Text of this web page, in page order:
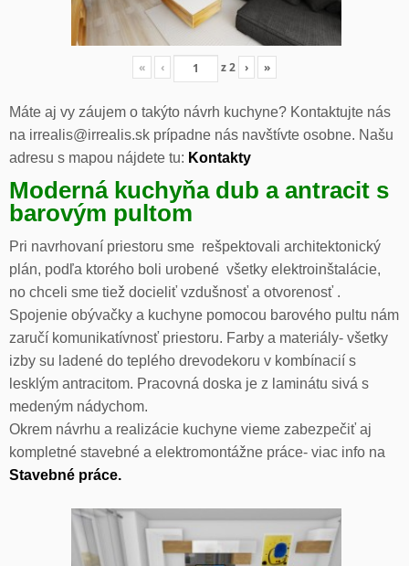
« ‹ z2 › »
Máte aj vy záujem o takýto návrh kuchyne? Kontaktujte nás
na irrealis@irrealis.sk prípadne nás navštívte osobne. Našu
adresu s mapou nájdete tu: Kontakty
Moderná kuchyňa dub a antracit s
barovým pultom
Pri navrhovaní priestoru sme rešpektovali architektonický
plán, podľa ktorého boli urobené všetky elektroinštalácie,
no chceli sme tiež docieliť vzdušnosť a otvorenosť .
Spojenie obývačky a kuchyne pomocou barového pultu nám
zaručí komunikatívnosť priestoru. Farby a materiály- všetky
izby su ladené do teplého drevodekoru v kombínacií s
lesklým antracitom. Pracovná doska je z laminátu sivá s
medeným nádychom.
Okrem návrhu a realizácie kuchyne vieme zabezpečiť aj
kompletné stavebné a elektromontážne práce- viac info na
Stavebné práce.